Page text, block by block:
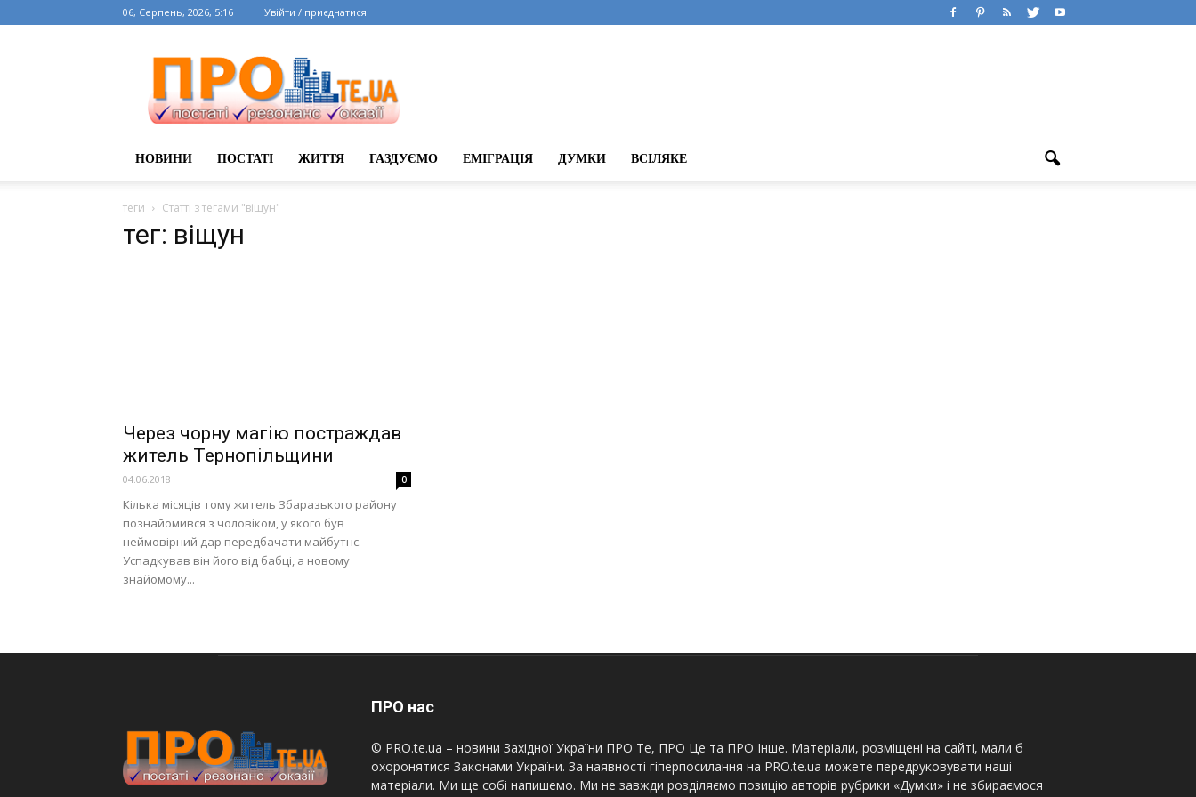
06, Серпень, 2026, 5:16 Увійти / приєднатися
НОВИНИ ПОСТАТІ ЖИТТЯ ГАЗДУЄМО ЕМІГРАЦІЯ ДУМКИ ВСІЛЯКЕ
теги Статті з тегами "віщун"
тег: віщун
Через чорну магію постраждав
житель Тернопільщини
04.06.2018 0
Кілька місяців тому житель Збаразького району
познайомився з чоловіком, у якого був
неймовірний дар передбачати майбутнє.
Успадкував він його від бабці, а новому
знайомому...
ПРО нас
© PRO.te.ua – новини Західної України ПРО Те, ПРО Це та ПРО Інше. Матеріали, розміщені на сайті, мали б
охоронятися Законами України. За наявності гіперпосилання на PRO.te.ua можете передруковувати наші
матеріали. Ми ще собі напишемо. Ми не завжди розділяємо позицію авторів рубрики «Думки» і не збираємося